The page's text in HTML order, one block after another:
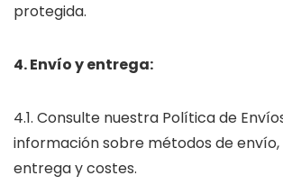
protegida.
4. Envío y entrega:
4.1. Consulte nuestra Política de
información sobre métodos de envío,
entrega y costes.